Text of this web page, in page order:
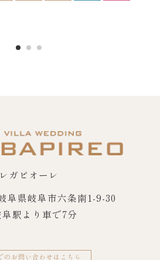
レガピオーレ
阜県岐阜市六条南1-9-30
阜駅より車で7分
のお問い合わせはこちら